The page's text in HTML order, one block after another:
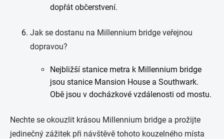
dopřát občerstvení.
Jak se dostanu na Millennium bridge veřejnou
dopravou?
Nejbližší stanice metra k Millennium bridge
jsou stanice Mansion House a Southwark.
Obě jsou v docházkové vzdálenosti od mostu.
Nechte se okouzlit krásou Millennium bridge a prožijte
jedinečný zážitek při návštěvě tohoto kouzelného místa